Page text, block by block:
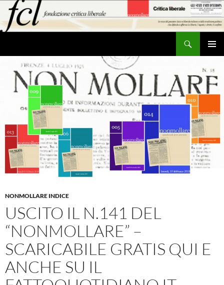
contenuto
NONMOLLARE INDICE
USCITO IL N.141 DEL
“NONMOLLARE” –
SCARICABILE GRATIS QUI E
ANCHE SU IL